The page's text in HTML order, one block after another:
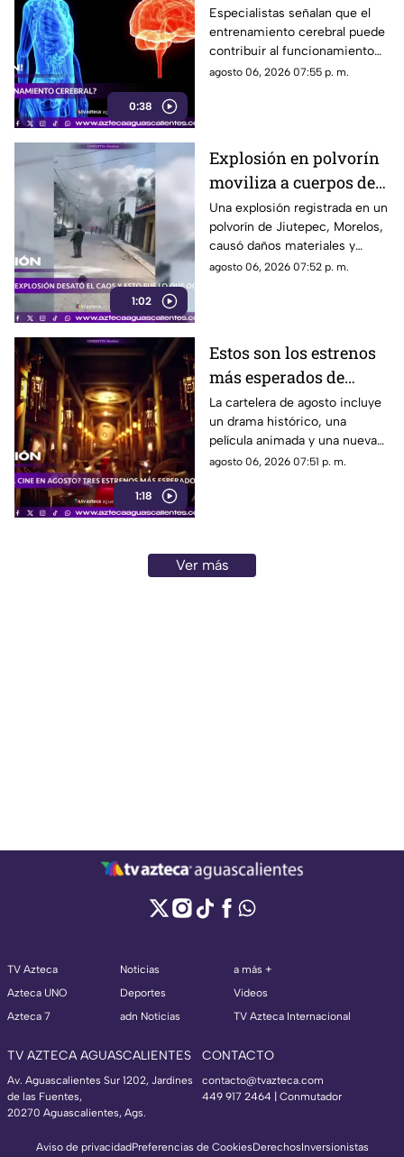
0:38
qué sirve
Especialistas señalan que el
entrenamiento cerebral puede
contribuir al funcionamiento
cognitivo cuando se combina
agosto 06, 2026 07:55 p. m.
1:02
Explosión en polvorín
moviliza a cuerpos de
emergencia
Una explosión registrada en un
polvorín de Jiutepec, Morelos,
causó daños materiales y
generó un operativo de
agosto 06, 2026 07:52 p. m.
1:18
Estos son los estrenos
más esperados de
agosto
La cartelera de agosto incluye
un drama histórico, una
película animada y una nueva
entrega de terror para distintos
agosto 06, 2026 07:51 p. m.
Ver más
TV Azteca
Azteca UNO
Azteca 7
Noticias
Deportes
adn Noticias
a más +
Videos
TV Azteca Internacional
TV AZTECA AGUASCALIENTES
Av. Aguascalientes Sur 1202, Jardines
de las Fuentes,
20270 Aguascalientes, Ags.
CONTACTO
contacto@tvazteca.com
449 917 2464 | Conmutador
Aviso de privacidadPreferencias de CookiesDerechosInversionistas